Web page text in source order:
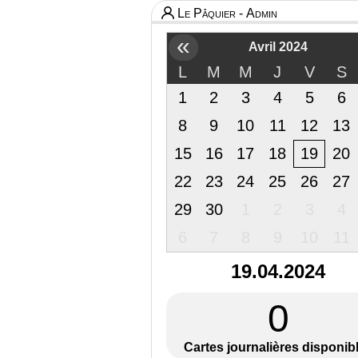
Le Pâquier - Admin
« Avril 2024
L M M J V
S
1
2 3 4 5
6
8
9 10 11 12
13
15
16 17 18 19
20
22
23 24 25 26
27
29
30
19.04.2024
0
Cartes journalières